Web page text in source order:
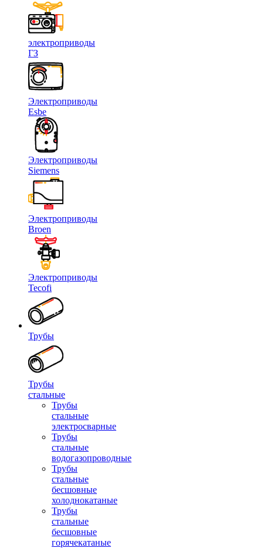
электроприводы
ГЗ
Электроприводы
Esbe
Электроприводы
Siemens
Электроприводы
Broen
Электроприводы
Tecofi
Трубы
Трубы
стальные
Трубы
стальные
электросварные
Трубы
стальные
водогазопроводные
Трубы
стальные
бесшовные
холоднокатаные
Трубы
стальные
бесшовные
горячекатаные